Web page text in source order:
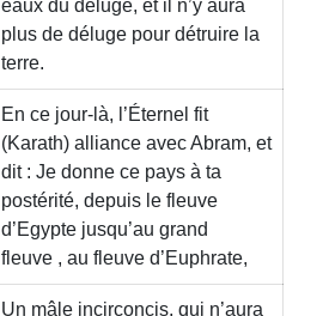
eaux du déluge, et il n’y aura
plus de déluge pour détruire la
terre.
En ce jour-là, l’Éternel fit
(Karath) alliance avec Abram, et
dit : Je donne ce pays à ta
postérité, depuis le fleuve
d’Egypte jusqu’au grand
fleuve , au fleuve d’Euphrate,
Un mâle incirconcis, qui n’aura